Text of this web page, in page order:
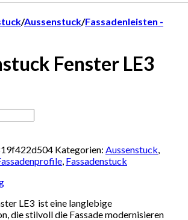
/Aussenstuck/Fassadenleisten -
Fenster LE3
Kategorien: Aussenstuck,
, Fassadenstuck
LE3 ist eine langlebige
die stilvoll die Fassade modernisieren